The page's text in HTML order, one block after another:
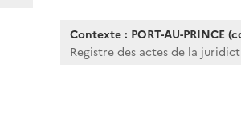
Contexte : PORT-AU-PRINCE
Registre des actes de la